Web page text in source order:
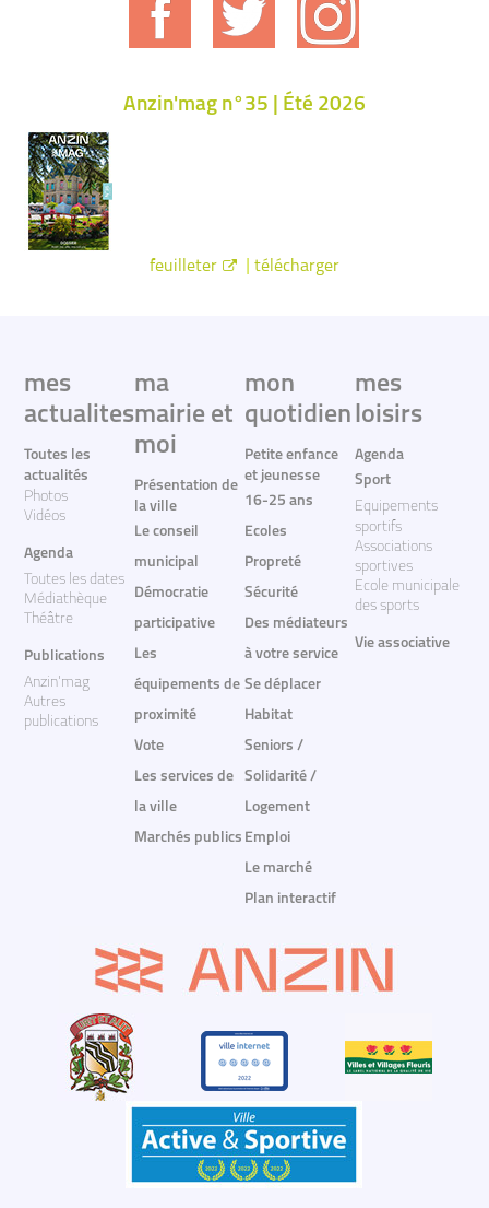
Anzin'mag n°35 | Été 2026
feuilleter télécharger
mes
actualites
Toutes les
actualités
Photos
Vidéos
Agenda
Toutes les dates
Médiathèque
Théâtre
Publications
Anzin'mag
Autres
publications
ma
mairie et
moi
Présentation de
la ville
Le conseil
municipal
Démocratie
participative
Les
équipements de
proximité
Vote
Les services de
la ville
Marchés publics
mon
quotidien
Petite enfance
et jeunesse
16-25 ans
Ecoles
Propreté
Sécurité
Des médiateurs
à votre service
Se déplacer
Habitat
Seniors /
Solidarité /
Logement
Emploi
Le marché
Plan interactif
mes
loisirs
Agenda
Sport
Equipements
sportifs
Associations
sportives
Ecole municipale
des sports
Vie associative